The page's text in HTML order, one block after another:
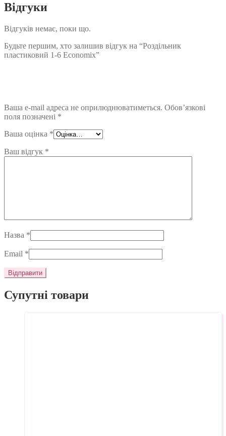
Відгуки
Відгуків немає, поки що.
Будьте першим, хто залишив відгук на “Роздільник
пластиковий 1-6 Economix”
Ваша e-mail адреса не оприлюднюватиметься. Обов’язкові
поля позначені *
Ваша оцінка *
Ваш відгук *
Назва *
Email *
Супутні товари